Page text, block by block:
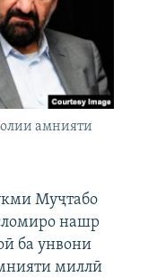
амнияти
Муҷтабо
нашр
ба унвони
миллӣ